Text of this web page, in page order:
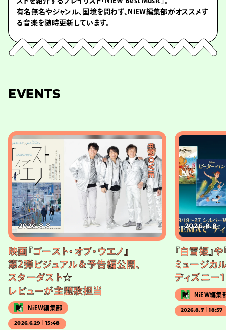
有名無名やジャンル、国境を問わず、NiEW編集部がオススメす
る音楽を随時更新しています。
EVENTS
#MOVIE
2026.8.8
映画『ゴースト・オブ・ウエノ』
第2弾ビジュアル＆予告編公開、
スターダスト☆
レビューが主題歌担当
NiEW編集部
2026.6.29｜15:48
2026.8.8
『白雪姫』
ミュージカル
ディズニー
NiEW編集
2026.8.7｜18:57